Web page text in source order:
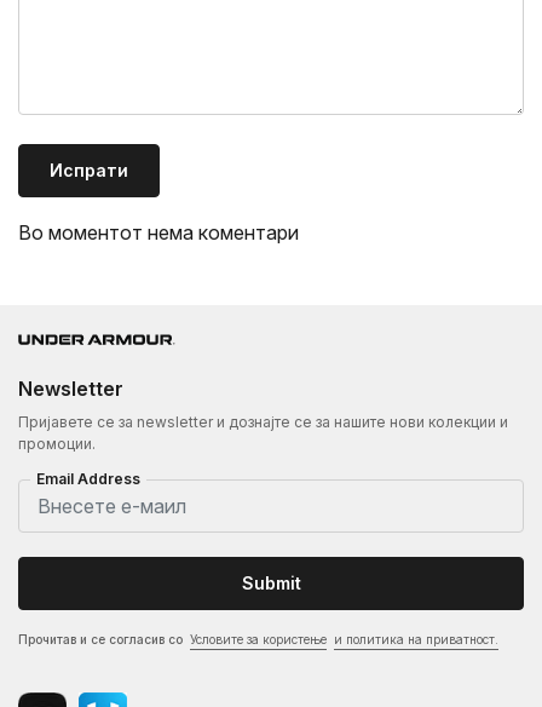
Испрати
Во моментот нема коментари
Newsletter
Пријавете се за newsletter и дознајте се за нашите нови колекции и
промоции.
Email Address
Submit
Прочитав и се согласив со Условите за користење и политика на приватност.